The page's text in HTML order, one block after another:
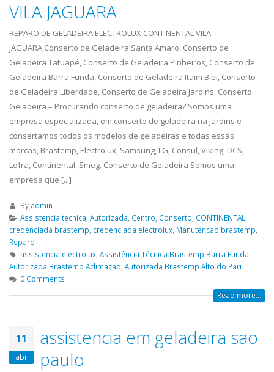
VILA JAGUARA
REPARO DE GELADEIRA ELECTROLUX CONTINENTAL VILA
JAGUARA,Conserto de Geladeira Santa Amaro, Conserto de
Geladeira Tatuapé, Conserto de Geladeira Pinheiros, Conserto de
Geladeira Barra Funda, Conserto de Geladeira Itaim Bibi, Conserto
de Geladeira Liberdade, Conserto de Geladeira Jardins. Conserto
Geladeira – Procurando conserto de geladeira? Somos uma
empresa especializada, em conserto de geladeira na Jardins e
consertamos todos os modelos de geladeiras e todas essas
marcas, Brastemp, Electrolux, Samsung, LG, Consul, Viking, DCS,
Lofra, Continental, Smeg. Conserto de Geladeira Somos uma
empresa que [...]
By admin
Assistencia tecnica, Autorizada, Centro, Conserto, CONTINENTAL,
credenciada brastemp, credenciada electrolux, Manutencao brastemp,
Reparo
assistencia electrolux, Assistência Técnica Brastemp Barra Funda,
Autorizada Brastemp Aclimação, Autorizada Brastemp Alto do Pari
0 Comments
Read more...
11
abr
assistencia em geladeira sao
paulo
realizando serviços de...read more
Geladeira Tatuapé,...